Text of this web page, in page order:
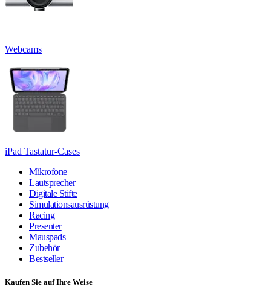
Webcams
iPad Tastatur-Cases
Mikrofone
Lautsprecher
Digitale Stifte
Simulationsausrüstung
Racing
Presenter
Mauspads
Zubehör
Bestseller
Kaufen Sie auf Ihre Weise